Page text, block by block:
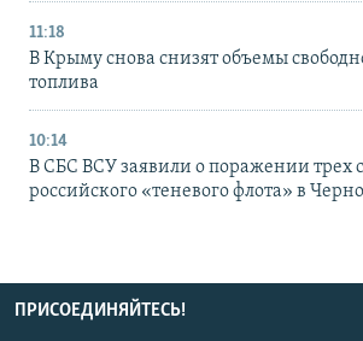
11:18
В Крыму снова снизят объемы
топлива
10:14
В СБС ВСУ заявили о поражении трех
российского «теневого флота» в
ПРИСОЕДИНЯЙТЕСЬ!